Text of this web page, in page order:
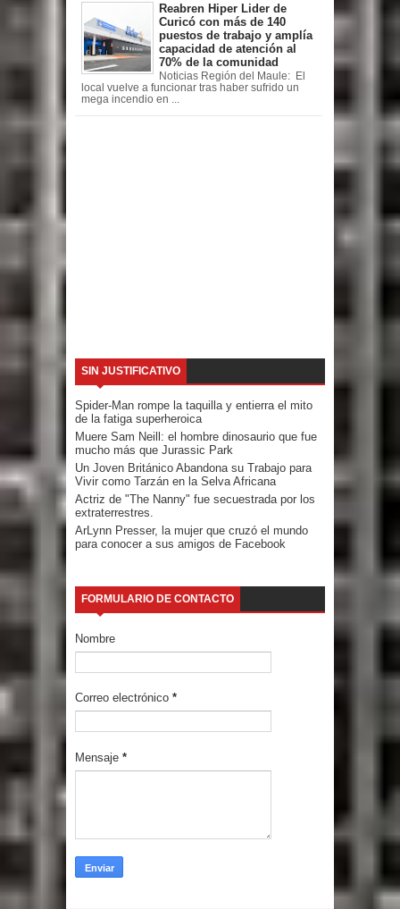
Reabren Hiper Lider de
Curicó con más de 140
puestos de trabajo y amplía
capacidad de atención al
70% de la comunidad
Noticias Región del Maule: El
local vuelve a funcionar tras haber sufrido un
mega incendio en ...
SIN JUSTIFICATIVO
Spider-Man rompe la taquilla y entierra el mito
de la fatiga superheroica
Muere Sam Neill: el hombre dinosaurio que fue
mucho más que Jurassic Park
Un Joven Británico Abandona su Trabajo para
Vivir como Tarzán en la Selva Africana
Actriz de "The Nanny" fue secuestrada por los
extraterrestres.
ArLynn Presser, la mujer que cruzó el mundo
para conocer a sus amigos de Facebook
FORMULARIO DE CONTACTO
Nombre
Correo electrónico *
Mensaje *